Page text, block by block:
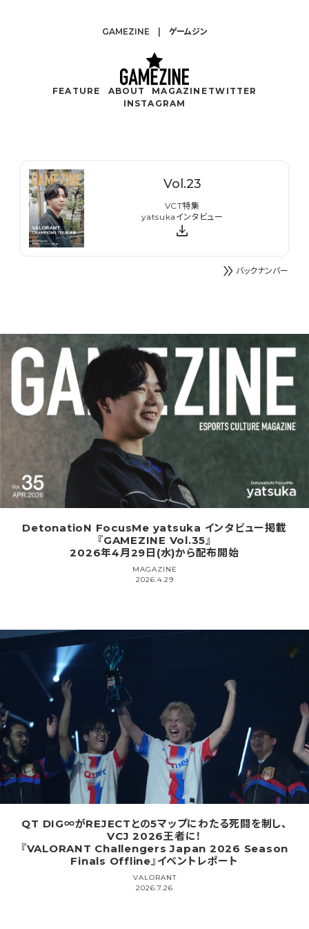
GAMEZINE | ゲームジン
FEATURE ABOUT MAGAZINE TWITTER
INSTAGRAM
Vol.23
VCT特集
yatsukaインタビュー
download
double_arrow バックナンバー
DetonatioN FocusMe yatsuka インタビュー掲載
『GAMEZINE Vol.35』
2026年4月29日(水)から配布開始
MAGAZINE
2026.4.29
QT DIG∞がREJECTとの5マップにわたる死闘を制し、
VCJ 2026王者に！
『VALORANT Challengers Japan 2026 Season
Finals Offline』イベントレポート
VALORANT
2026.7.26